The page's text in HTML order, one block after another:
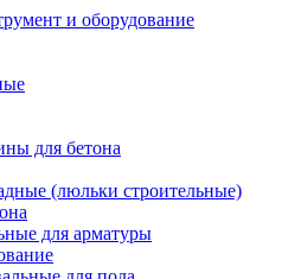
и оборудование
для бетона
(люльки строительные)
для арматуры